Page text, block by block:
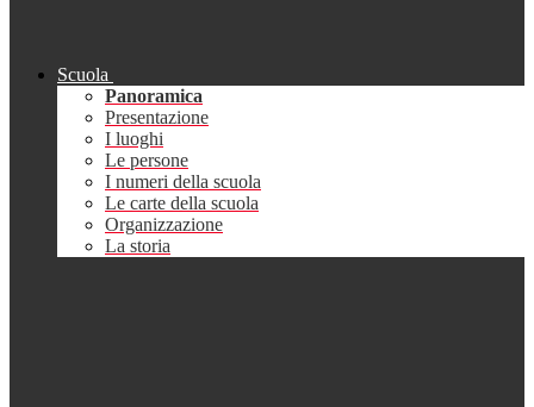
Scuola
Panoramica
Presentazione
I luoghi
Le persone
I numeri della scuola
Le carte della scuola
Organizzazione
La storia